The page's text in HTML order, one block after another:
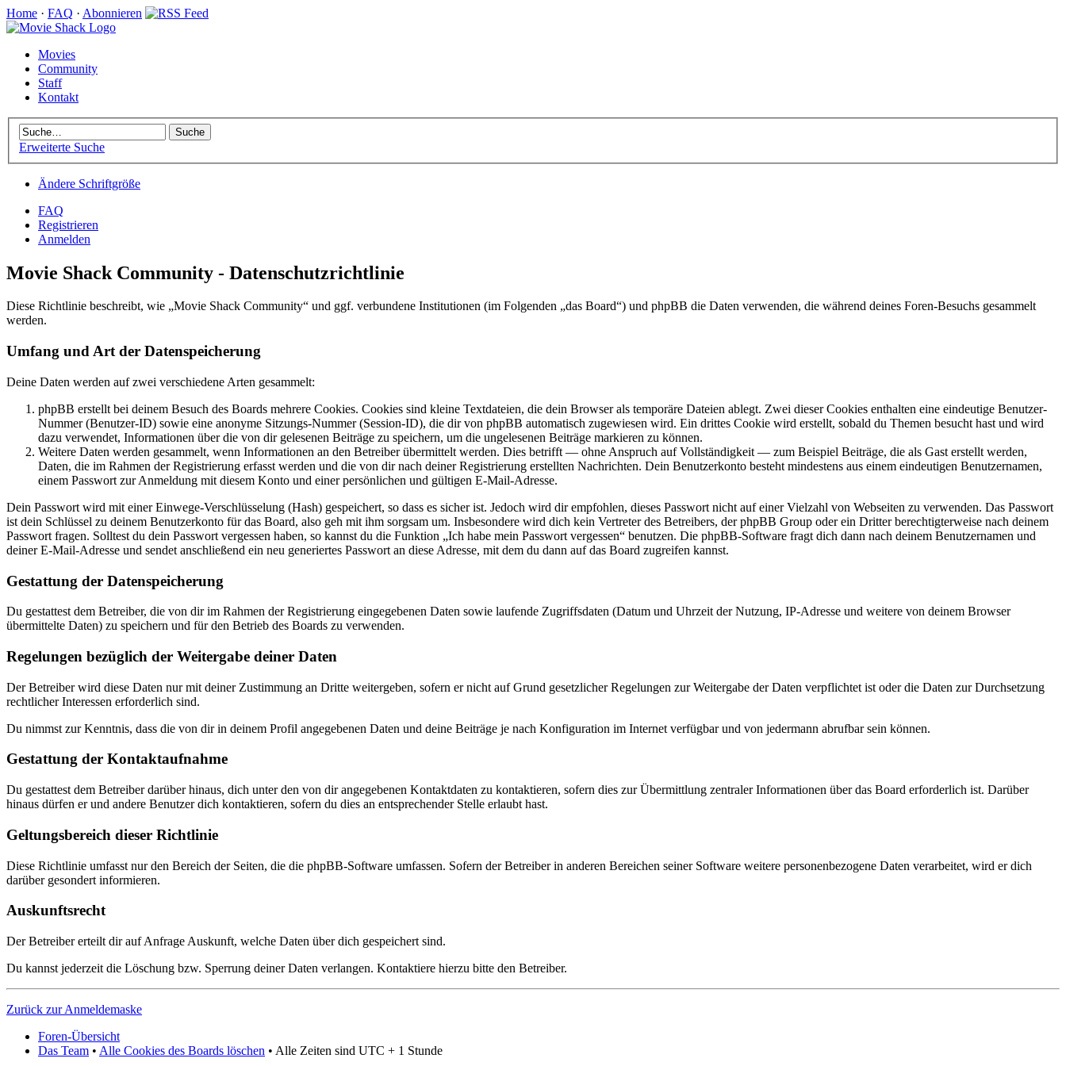
Home · FAQ · Abonnieren
Movies
Community
Staff
Kontakt
Erweiterte Suche
Ändere Schriftgröße
FAQ
Registrieren
Anmelden
Movie Shack Community - Datenschutzrichtlinie
Diese Richtlinie beschreibt, wie „Movie Shack Community“ und ggf. verbundene Institutionen (im Folgenden „das Board“) und phpBB die Daten verwenden, die während deines Foren-Besuchs gesammelt
werden.
Umfang und Art der Datenspeicherung
Deine Daten werden auf zwei verschiedene Arten gesammelt:
phpBB erstellt bei deinem Besuch des Boards mehrere Cookies. Cookies sind kleine Textdateien, die dein Browser als temporäre Dateien ablegt. Zwei dieser Cookies enthalten eine eindeutige Benutzer-
Nummer (Benutzer-ID) sowie eine anonyme Sitzungs-Nummer (Session-ID), die dir von phpBB automatisch zugewiesen wird. Ein drittes Cookie wird erstellt, sobald du Themen besucht hast und wird
dazu verwendet, Informationen über die von dir gelesenen Beiträge zu speichern, um die ungelesenen Beiträge markieren zu können.
Weitere Daten werden gesammelt, wenn Informationen an den Betreiber übermittelt werden. Dies betrifft — ohne Anspruch auf Vollständigkeit — zum Beispiel Beiträge, die als Gast erstellt werden,
Daten, die im Rahmen der Registrierung erfasst werden und die von dir nach deiner Registrierung erstellten Nachrichten. Dein Benutzerkonto besteht mindestens aus einem eindeutigen Benutzernamen,
einem Passwort zur Anmeldung mit diesem Konto und einer persönlichen und gültigen E-Mail-Adresse.
Dein Passwort wird mit einer Einwege-Verschlüsselung (Hash) gespeichert, so dass es sicher ist. Jedoch wird dir empfohlen, dieses Passwort nicht auf einer Vielzahl von Webseiten zu verwenden. Das Passwort
ist dein Schlüssel zu deinem Benutzerkonto für das Board, also geh mit ihm sorgsam um. Insbesondere wird dich kein Vertreter des Betreibers, der phpBB Group oder ein Dritter berechtigterweise nach deinem
Passwort fragen. Solltest du dein Passwort vergessen haben, so kannst du die Funktion „Ich habe mein Passwort vergessen“ benutzen. Die phpBB-Software fragt dich dann nach deinem Benutzernamen und
deiner E-Mail-Adresse und sendet anschließend ein neu generiertes Passwort an diese Adresse, mit dem du dann auf das Board zugreifen kannst.
Gestattung der Datenspeicherung
Du gestattest dem Betreiber, die von dir im Rahmen der Registrierung eingegebenen Daten sowie laufende Zugriffsdaten (Datum und Uhrzeit der Nutzung, IP-Adresse und weitere von deinem Browser
übermittelte Daten) zu speichern und für den Betrieb des Boards zu verwenden.
Regelungen bezüglich der Weitergabe deiner Daten
Der Betreiber wird diese Daten nur mit deiner Zustimmung an Dritte weitergeben, sofern er nicht auf Grund gesetzlicher Regelungen zur Weitergabe der Daten verpflichtet ist oder die Daten zur Durchsetzung
rechtlicher Interessen erforderlich sind.
Du nimmst zur Kenntnis, dass die von dir in deinem Profil angegebenen Daten und deine Beiträge je nach Konfiguration im Internet verfügbar und von jedermann abrufbar sein können.
Gestattung der Kontaktaufnahme
Du gestattest dem Betreiber darüber hinaus, dich unter den von dir angegebenen Kontaktdaten zu kontaktieren, sofern dies zur Übermittlung zentraler Informationen über das Board erforderlich ist. Darüber
hinaus dürfen er und andere Benutzer dich kontaktieren, sofern du dies an entsprechender Stelle erlaubt hast.
Geltungsbereich dieser Richtlinie
Diese Richtlinie umfasst nur den Bereich der Seiten, die die phpBB-Software umfassen. Sofern der Betreiber in anderen Bereichen seiner Software weitere personenbezogene Daten verarbeitet, wird er dich
darüber gesondert informieren.
Auskunftsrecht
Der Betreiber erteilt dir auf Anfrage Auskunft, welche Daten über dich gespeichert sind.
Du kannst jederzeit die Löschung bzw. Sperrung deiner Daten verlangen. Kontaktiere hierzu bitte den Betreiber.
Zurück zur Anmeldemaske
Foren-Übersicht
Das Team • Alle Cookies des Boards löschen • Alle Zeiten sind UTC + 1 Stunde